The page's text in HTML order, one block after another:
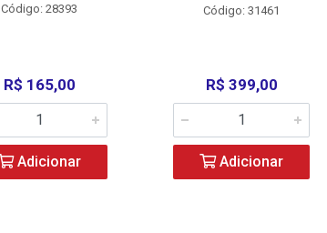
Código: 28393
R$ 165,00
Adicionar
Código: 31461
R$ 399,00
Adicionar